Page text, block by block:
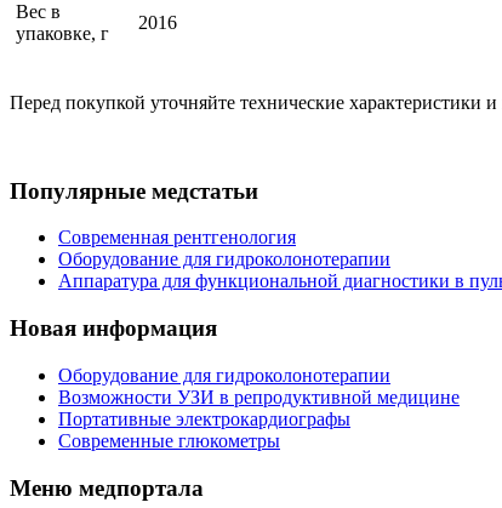
Вес в
упаковке, г
2016
Перед покупкой уточняйте технические характеристики
Популярные медстатьи
Современная рентгенология
Оборудование для гидроколонотерапии
Аппаратура для функциональной диагностики в
Новая информация
Оборудование для гидроколонотерапии
Возможности УЗИ в репродуктивной медицине
Портативные электрокардиографы
Современные глюкометры
Меню медпортала